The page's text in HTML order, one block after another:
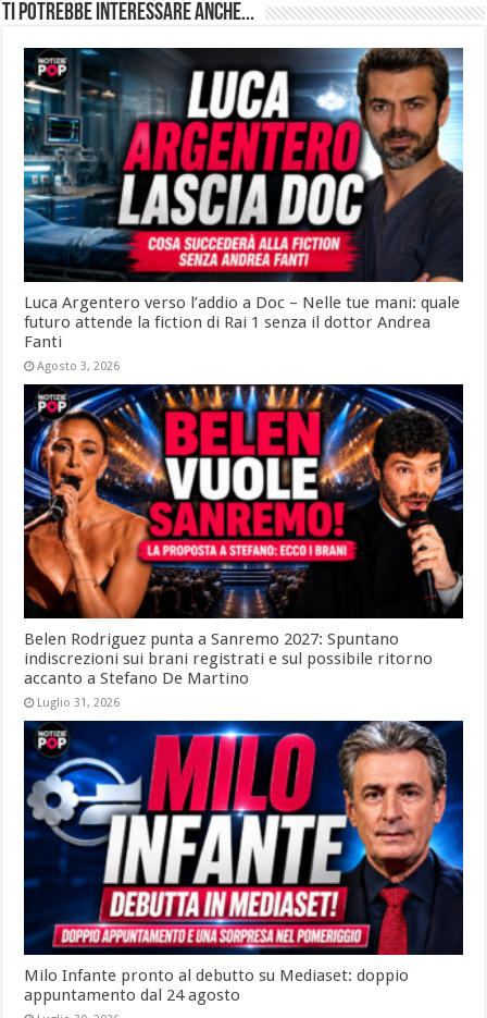
Ti potrebbe interessare anche...
Luca Argentero verso l’addio a Doc – Nelle tue mani: quale
futuro attende la fiction di Rai 1 senza il dottor Andrea
Fanti
Agosto 3, 2026
Belen Rodriguez punta a Sanremo 2027: Spuntano
indiscrezioni sui brani registrati e sul possibile ritorno
accanto a Stefano De Martino
Luglio 31, 2026
Milo Infante pronto al debutto su Mediaset: doppio
appuntamento dal 24 agosto